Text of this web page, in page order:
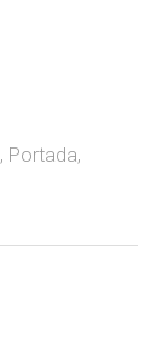
, Portada,